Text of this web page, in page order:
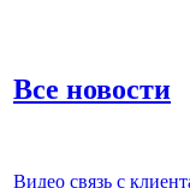
Все новости
Видео связь с